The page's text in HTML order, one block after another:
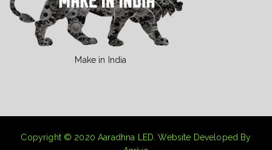
Make in India
Copyright © 2020Aaradhna LED . Website Developed By